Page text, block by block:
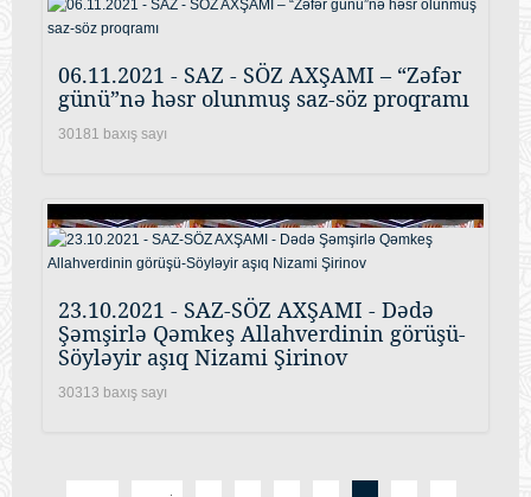
06.11.2021 - SAZ - SÖZ AXŞAMI – “Zəfər
günü”nə həsr olunmuş saz-söz proqramı
30181 baxış sayı
23.10.2021 - SAZ-SÖZ AXŞAMI - Dədə
Şəmşirlə Qəmkeş Allahverdinin görüşü-
Söyləyir aşıq Nizami Şirinov
30313 baxış sayı